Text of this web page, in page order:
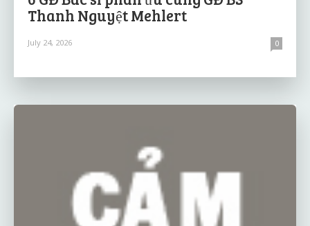
Thanh Nguyệt Mehlert
July 24, 2026 0